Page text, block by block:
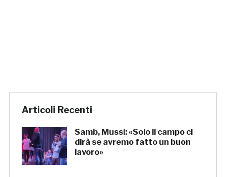
Articoli Recenti
Samb, Mussi: «Solo il campo ci
dirà se avremo fatto un buon
lavoro»